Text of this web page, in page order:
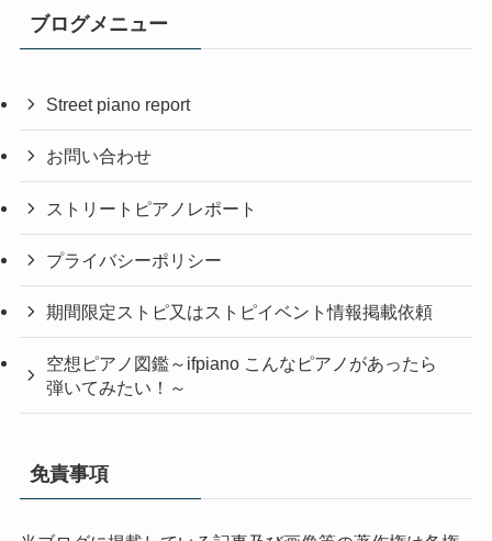
ブログメニュー
Street piano report
お問い合わせ
ストリートピアノレポート
プライバシーポリシー
期間限定ストピ又はストピイベント情報掲載依頼
空想ピアノ図鑑～ifpiano こんなピアノがあったら
弾いてみたい！～
免責事項